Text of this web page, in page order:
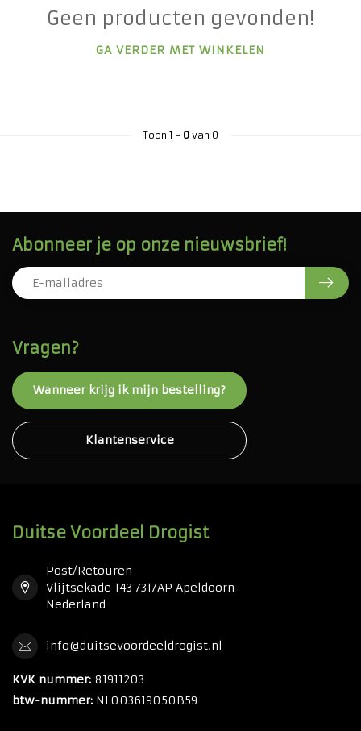
Geen producten gevonden!
GA VERDER MET WINKELEN
Toon 1 - 0van 0
Vragen?
Wanneer krijg ik mijn bestelling?
Klantenservice
Abonneer je op onze nieuwsbrief!
Duitse Voordeel Drogist
Post/Retouren
Vlijtsekade 143 7317AP Apeldoorn
Nederland
info@duitsevoordeeldrogist.nl
KVK nummer: 81911203
btw-nummer: NL003619050B59